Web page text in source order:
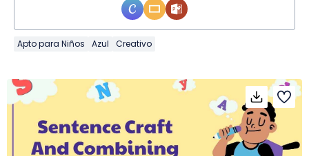
Apto para Niños Azul Creativo